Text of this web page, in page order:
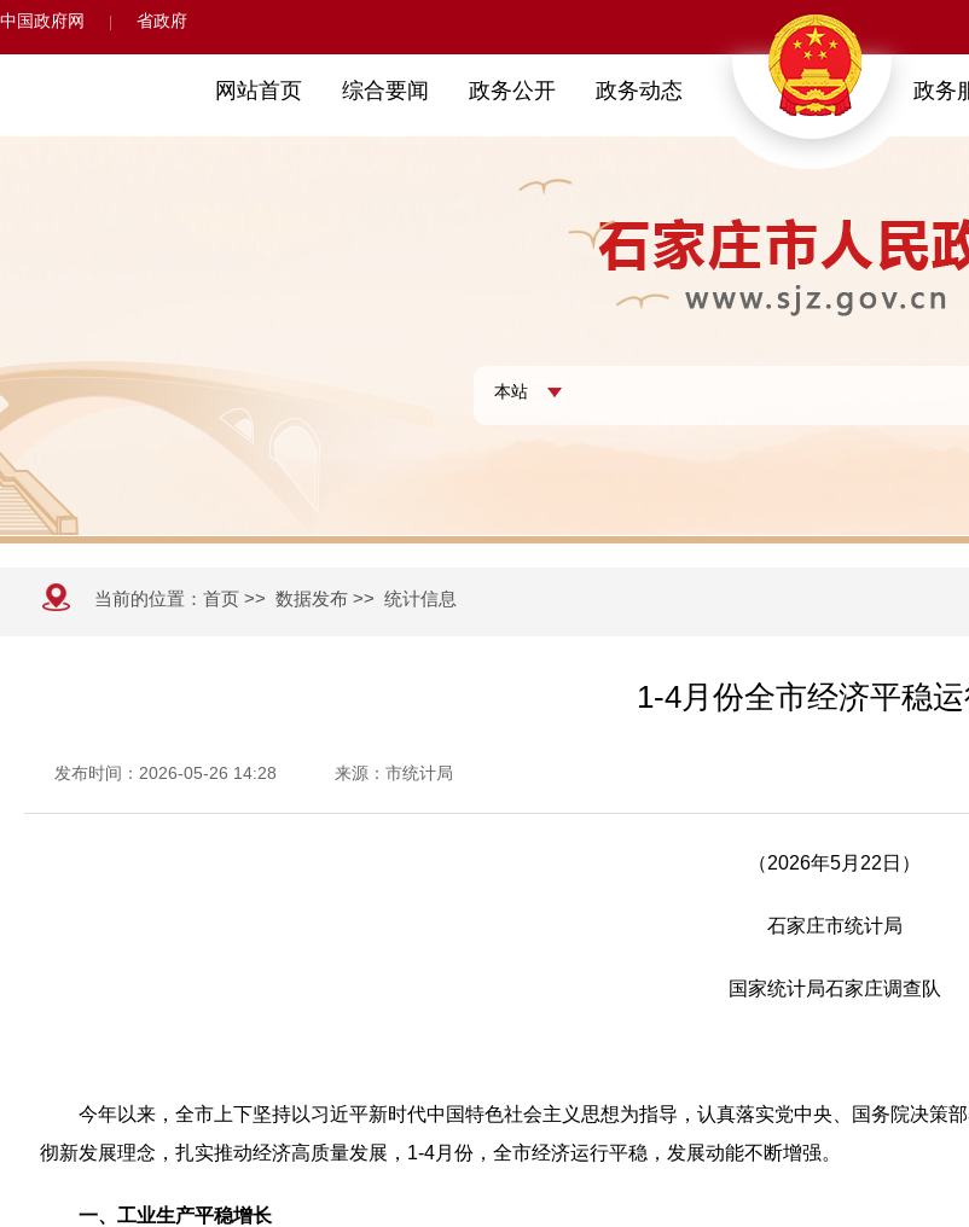
中国政府网 省政府
网站首页 综合要闻 政务公开 政务动态 政务
当前的位置： 首页 >> 数据发布 >> 统计信息
1-4月份全市经济平稳
发布时间：2026-05-26 14:28 来源：市统计局
（2026年5月22日）
石家庄市统计局
国家统计局石家庄调查队
今年以来，全市上下坚持以习近平新时代中国特色社会主义思想为指导，认真落实党中央、国务院决策
彻新发展理念，扎实推动经济高质量发展，1-4月份，全市经济运行平稳，发展动能不断增强。
一、工业生产平稳增长